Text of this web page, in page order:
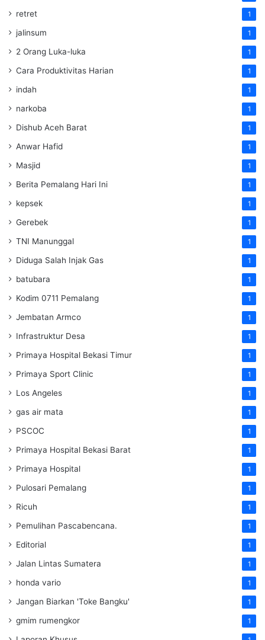
retret 1
jalinsum 1
2 Orang Luka-luka 1
Cara Produktivitas Harian 1
indah 1
narkoba 1
Dishub Aceh Barat 1
Anwar Hafid 1
Masjid 1
Berita Pemalang Hari Ini 1
kepsek 1
Gerebek 1
TNI Manunggal 1
Diduga Salah Injak Gas 1
batubara 1
Kodim 0711 Pemalang 1
Jembatan Armco 1
Infrastruktur Desa 1
Primaya Hospital Bekasi Timur 1
Primaya Sport Clinic 1
Los Angeles 1
gas air mata 1
PSCOC 1
Primaya Hospital Bekasi Barat 1
Primaya Hospital 1
Pulosari Pemalang 1
Ricuh 1
Pemulihan Pascabencana. 1
Editorial 1
Jalan Lintas Sumatera 1
honda vario 1
Jangan Biarkan 'Toke Bangku' 1
gmim rumengkor 1